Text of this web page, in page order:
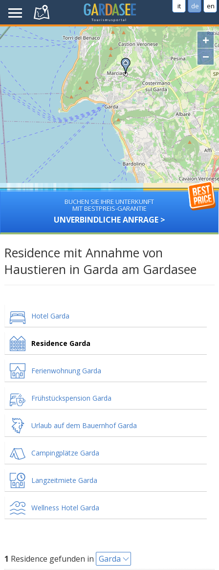
it de en
+
−
BUCHEN SIE IHRE UNTERKUNFT
MIT BESTPREIS-GARANTIE
UNVERBINDLICHE ANFRAGE >
Residence mit Annahme von
Haustieren in Garda am Gardasee
Hotel Garda
Residence Garda
Ferienwohnung Garda
Frühstückspension Garda
Urlaub auf dem Bauernhof Garda
Campingplätze Garda
Langzeitmiete Garda
Wellness Hotel Garda
1 Residence gefunden in Garda